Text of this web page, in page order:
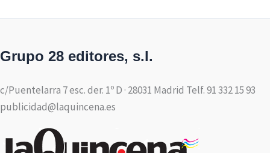
Grupo 28 editores, s.l.
c/Puentelarra 7 esc. der. 1º D · 28031 Madrid Telf. 91 332 15 93
publicidad@laquincena.es